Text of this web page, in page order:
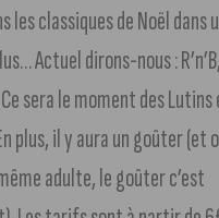
les classiques de Noël dans
Actuel dirons-nous :
sera le moment des
plus, il y aura un goûter (et
adulte, le goûter c’est